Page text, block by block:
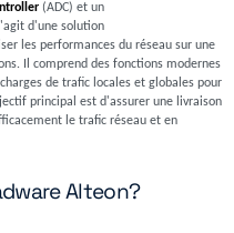
(ADC) et un
d'une solution
les performances du réseau sur une
Il comprend des fonctions modernes
de trafic locales et globales pour
principal est d'assurer une livraison
le trafic réseau et en
Alteon?